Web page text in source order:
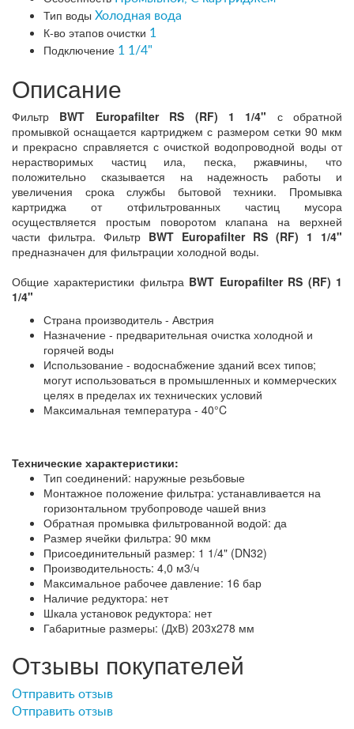
Тип воды Холодная вода
К-во этапов очистки 1
Подключение 1 1/4"
Описание
Фильтр BWT Europafilter RS (RF) 1 1/4" с обратной
промывкой оснащается картриджем с размером сетки 90 мкм
и прекрасно справляется с очисткой водопроводной воды от
нерастворимых частиц ила, песка, ржавчины, что
положительно сказывается на надежность работы и
увеличения срока службы бытовой техники. Промывка
картриджа от отфильтрованных частиц мусора
осуществляется простым поворотом клапана на верхней
части фильтра. Фильтр BWT Europafilter RS (RF) 1 1/4"
предназначен для фильтрации холодной воды.
Общие характеристики фильтра BWT Europafilter RS (RF) 1
1/4"
Страна производитель - Австрия
Назначение - предварительная очистка холодной и
горячей воды
Использование - водоснабжение зданий всех типов;
могут использоваться в промышленных и коммерческих
целях в пределах их технических условий
Максимальная температура - 40°C
Технические характеристики:
Тип соединений: наружные резьбовые
Монтажное положение фильтра: устанавливается на
горизонтальном трубопроводе чашей вниз
Обратная промывка фильтрованной водой: да
Размер ячейки фильтра: 90 мкм
Присоединительный размер: 1 1/4" (DN32)
Производительность: 4,0 м3/ч
Максимальное рабочее давление: 16 бар
Наличие редуктора: нет
Шкала установок редуктора: нет
Габаритные размеры: (ДxВ) 203x278 мм
Отзывы покупателей
Отправить отзыв
Отправить отзыв